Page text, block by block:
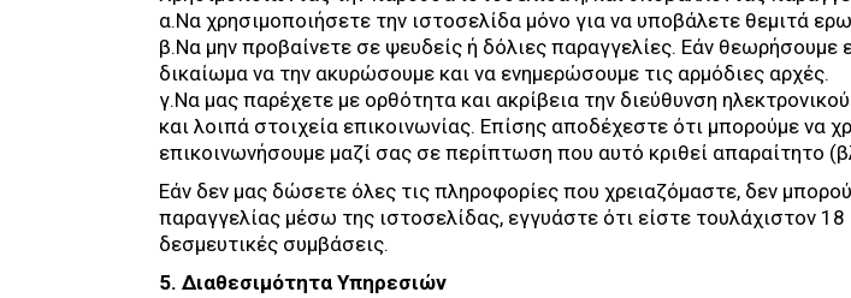
α.Να χρησιμοποιήσετε την ιστοσελίδα μόνο για να υποβάλετε θεμιτά
β.Να μην προβαίνετε σε ψευδείς ή δόλιες παραγγελίες. Εάν θεωρήσουμε
δικαίωμα να την ακυρώσουμε και να ενημερώσουμε τις αρμόδιες αρχές.
γ.Να μας παρέχετε με ορθότητα και ακρίβεια την διεύθυνση
και λοιπά στοιχεία επικοινωνίας. Επίσης αποδέχεστε ότι μπορούμε να
επικοινωνήσουμε μαζί σας σε περίπτωση που αυτό κριθεί απαραίτητο
Εάν δεν μας δώσετε όλες τις πληροφορίες που χρειαζόμαστε, δεν
παραγγελίας μέσω της ιστοσελίδας, εγγυάστε ότι είστε τουλάχιστον
δεσμευτικές συμβάσεις.
5. Διαθεσιμότητα Υπηρεσιών